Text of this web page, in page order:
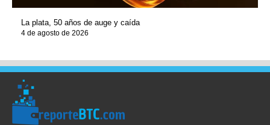
La plata, 50 años de auge y caída
4 de agosto de 2026